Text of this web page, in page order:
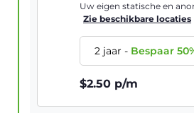
Uw eigen statische en
Zie beschikbare locaties
2 jaar- Bespaar50
$2.50 p/m